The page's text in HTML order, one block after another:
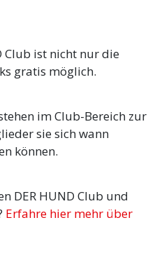
Club ist nicht nur die
gratis möglich.
im Club-Bereich zur
sie sich wann
können.
DER HUND Club und
Erfahre hier mehr über